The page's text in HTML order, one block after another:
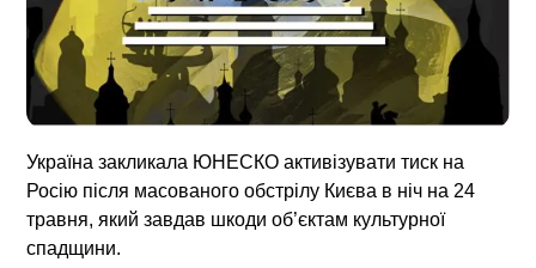
Україна закликала ЮНЕСКО активізувати тиск на
Росію після масованого обстрілу Києва в ніч на 24
травня, який завдав шкоди об’єктам культурної
спадщини.